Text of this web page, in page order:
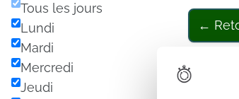
Tous les jours
Lundi
Mardi
Mercredi
Jeudi
←